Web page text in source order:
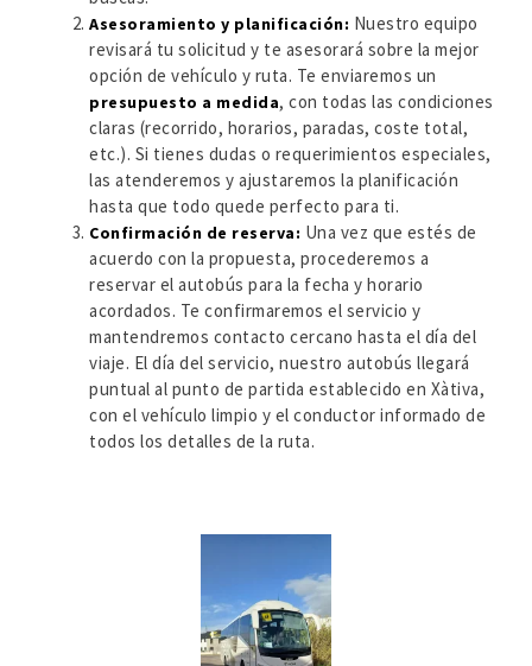
Asesoramiento y planificación: Nuestro equipo
revisará tu solicitud y te asesorará sobre la mejor
opción de vehículo y ruta. Te enviaremos un
presupuesto a medida, con todas las condiciones
claras (recorrido, horarios, paradas, coste total,
etc.). Si tienes dudas o requerimientos especiales,
las atenderemos y ajustaremos la planificación
hasta que todo quede perfecto para ti.
Confirmación de reserva: Una vez que estés de
acuerdo con la propuesta, procederemos a
reservar el autobús para la fecha y horario
acordados. Te confirmaremos el servicio y
mantendremos contacto cercano hasta el día del
viaje. El día del servicio, nuestro autobús llegará
puntual al punto de partida establecido en Xàtiva,
con el vehículo limpio y el conductor informado de
todos los detalles de la ruta.